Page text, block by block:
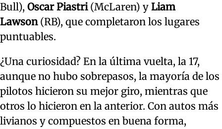
Bull), Oscar Piastri(McLaren) y Liam
Lawson(RB), que completaron los lugares
puntuables.
¿Una curiosidad? En la última vuelta, la 17,
aunque no hubo sobrepasos, la mayoría de los
pilotos hicieron su mejor giro, mientras que
otros lo hicieron en la anterior. Con autos más
livianos y compuestos en buena forma,